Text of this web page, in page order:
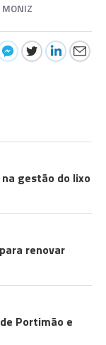
MONIZ
gestão do lixo
renovar
Portimão e